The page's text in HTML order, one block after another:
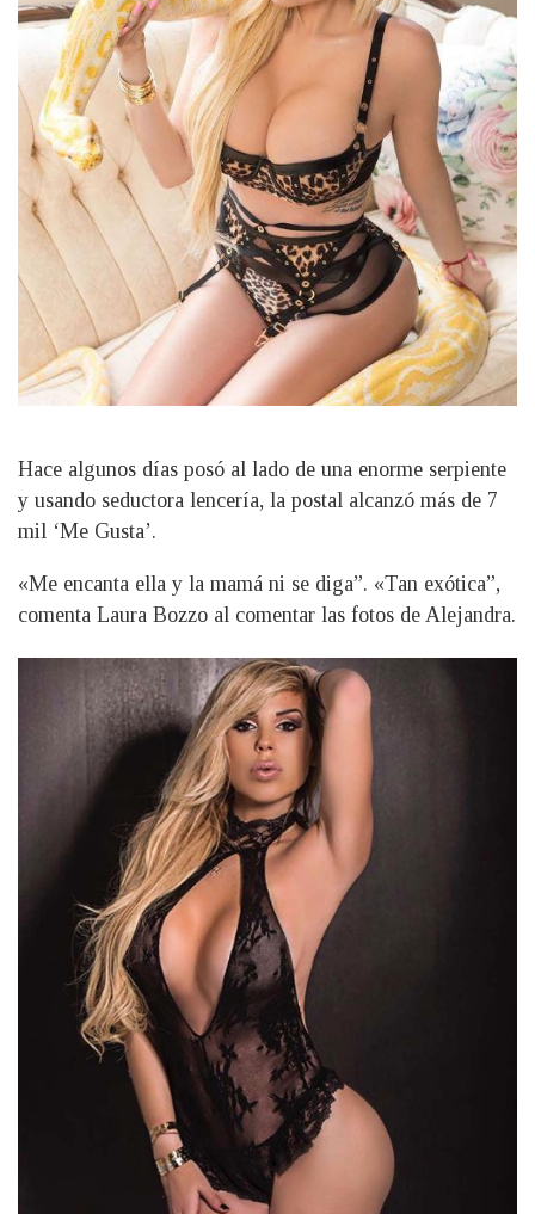
Hace algunos días posó al lado de una enorme serpiente
y usando seductora lencería, la postal alcanzó más de 7
mil ‘Me Gusta’.
«Me encanta ella y la mamá ni se diga”. «Tan exótica”,
comenta Laura Bozzo al comentar las fotos de Alejandra.